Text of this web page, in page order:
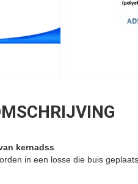
kernadss
in een losse die buis